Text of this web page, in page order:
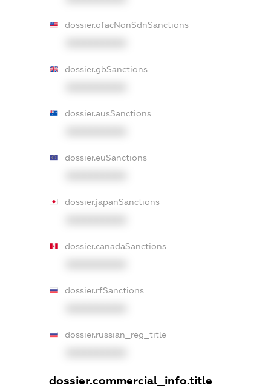
dossier.ofacNonSdnSanctions
dossier.gbSanctions
dossier.ausSanctions
dossier.euSanctions
dossier.japanSanctions
dossier.canadaSanctions
dossier.rfSanctions
dossier.russian_reg_title
dossier.commercial_info.title